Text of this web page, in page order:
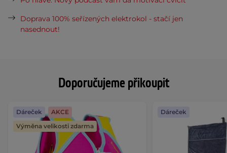
Doporučujeme přikoupit
Dáreček
AKCE
Výměna velikosti zdarma
Dáreček
Doprava 100% seřízených elektrokol - stačí jen
nasednout!